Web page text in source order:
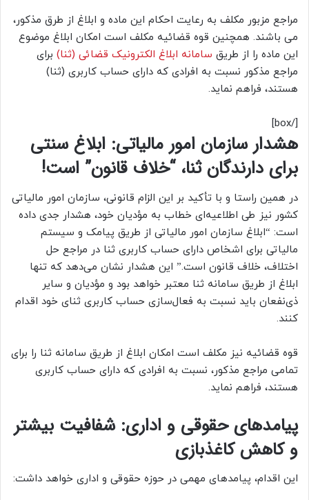
مراجع مزبور مکلف به رعایت احکام این ماده و ابلاغ از طرق مذکور،
می ­باشند. همچنین قوه قضائیه مکلف است امکان ابلاغ موضوع
این ماده را از طریق سامانه ابلاغ الکترونیک قضائی (ثنا) برای
مراجع مذکور نسبت به افرادی که دارای حساب کاربری (ثنا)
هستند، فراهم نماید.
[/box]
هشدار سازمان امور مالیاتی: ابلاغ سنتی
برای دارندگان ثنا، “خلاف قانون” است!
در همین راستا و با تأکید بر این الزام قانونی، سازمان امور مالیاتی
کشور نیز طی اطلاعیه‌ای خطاب به مؤدیان خود، هشدار جدی داده
است: “ابلاغ سازمان امور مالیاتی از طریق پیامک و سیستم
مالیاتی برای اشخاص دارای حساب کاربری ثنا در مراجع حل
اختلاف، خلاف قانون است.” این هشدار نشان می‌دهد که تنها
ابلاغ از طریق سامانه ثنا معتبر خواهد بود و مؤدیان و سایر
ذی‌نفعان باید نسبت به فعال‌سازی حساب کاربری ثنای خود اقدام
کنند.
قوه قضائیه نیز مکلف است امکان ابلاغ از طریق سامانه ثنا را برای
تمامی مراجع مذکور، نسبت به افرادی که دارای حساب کاربری
هستند، فراهم نماید.
پیامدهای حقوقی و اداری: شفافیت بیشتر
و کاهش کاغذبازی
این اقدام، پیامدهای مهمی در حوزه حقوقی و اداری خواهد داشت: